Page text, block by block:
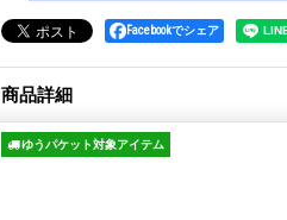
Facebookでシェア
商品詳細
ゆうパケット対象アイテム